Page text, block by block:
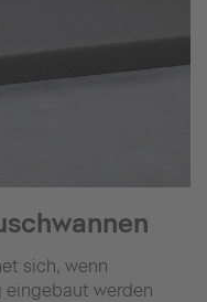
sich, wenn
werden